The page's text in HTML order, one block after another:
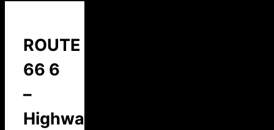
ROUTE
66 6
–
Highway